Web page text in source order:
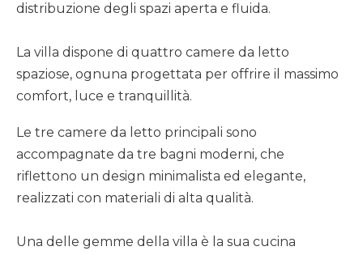
distribuzione degli spazi aperta e fluida.
La villa dispone di quattro camere da letto
spaziose, ognuna progettata per offrire il massimo
comfort, luce e tranquillità.
Le tre camere da letto principali sono
accompagnate da tre bagni moderni, che
riflettono un design minimalista ed elegante,
realizzati con materiali di alta qualità.
Una delle gemme della villa è la sua cucina